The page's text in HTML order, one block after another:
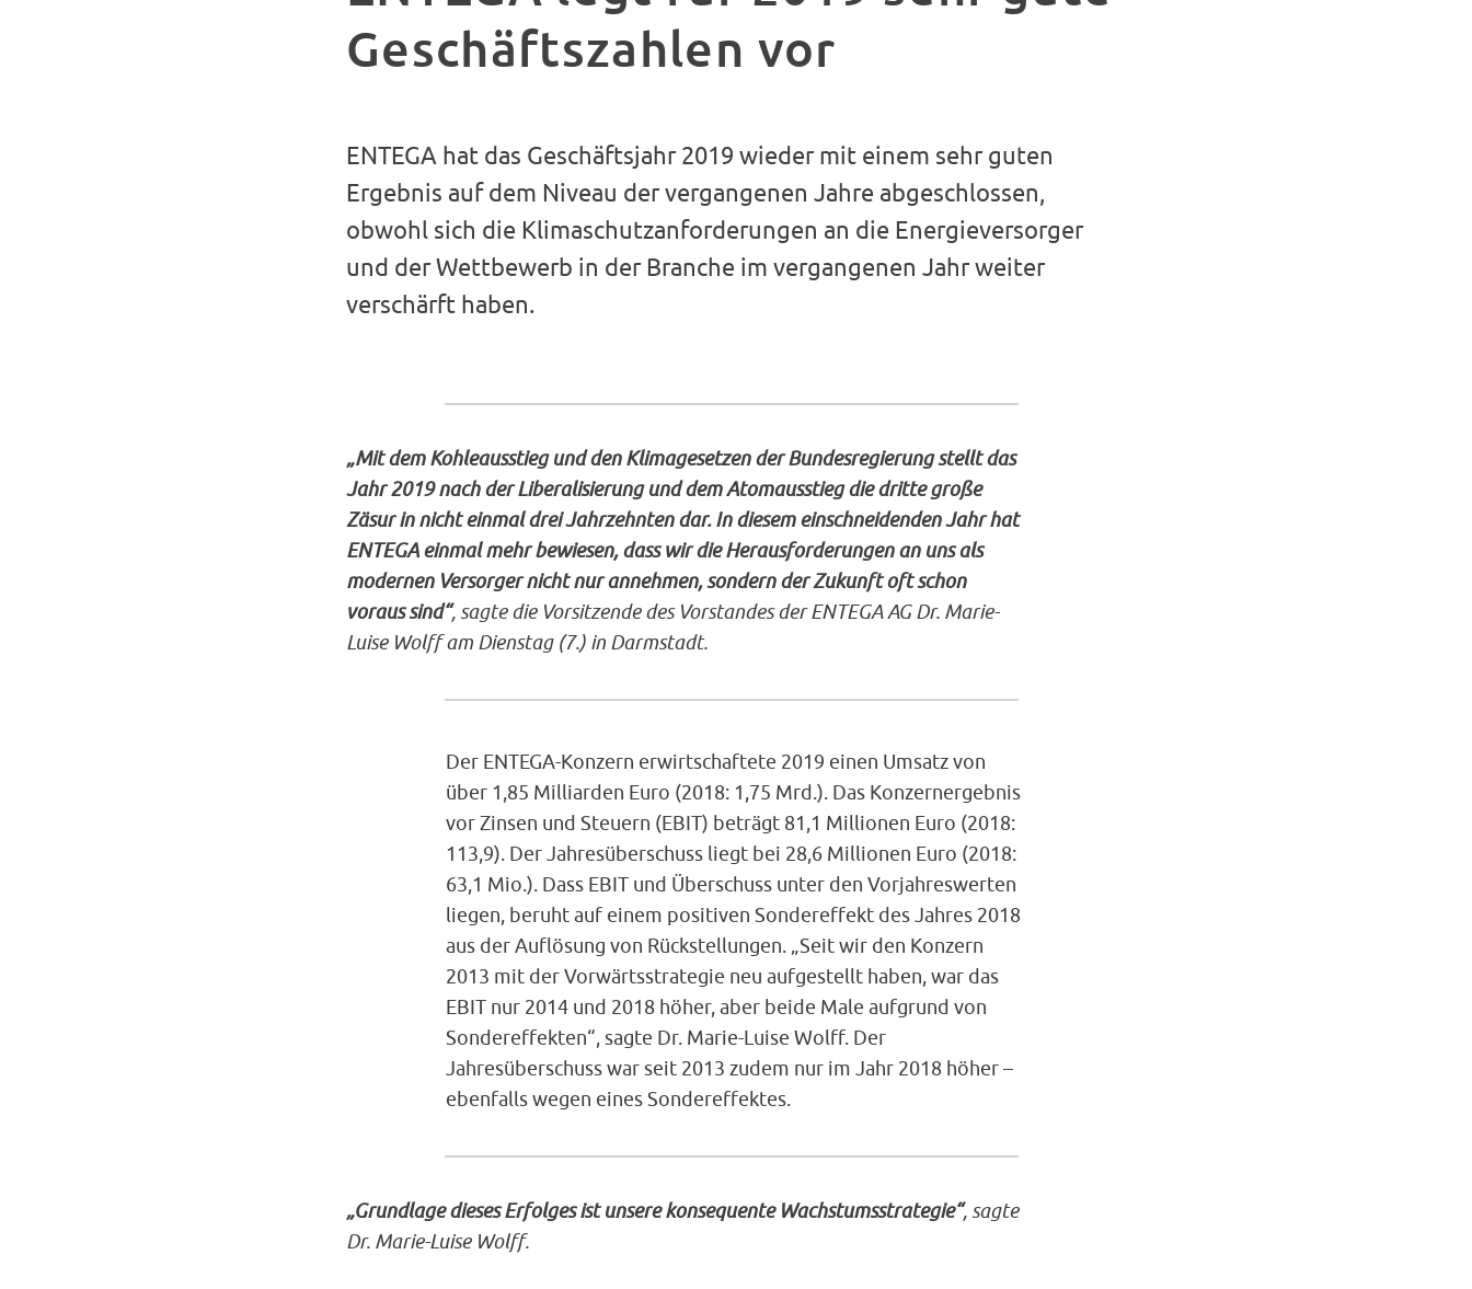
Geschäftszahlen vor
ENTEGA hat das Geschäftsjahr 2019 wieder mit einem sehr guten
Ergebnis auf dem Niveau der vergangenen Jahre abgeschlossen,
obwohl sich die Klimaschutzanforderungen an die Energieversorger
und der Wettbewerb in der Branche im vergangenen Jahr weiter
verschärft haben.
„Mit dem Kohleausstieg und den Klimagesetzen der Bundesregierung stellt das
Jahr 2019 nach der Liberalisierung und dem Atomausstieg die dritte große
Zäsur in nicht einmal drei Jahrzehnten dar. In diesem einschneidenden Jahr hat
ENTEGA einmal mehr bewiesen, dass wir die Herausforderungen an uns als
modernen Versorger nicht nur annehmen, sondern der Zukunft oft schon
voraus sind“, sagte die Vorsitzende des Vorstandes der ENTEGA AG Dr. Marie-
Luise Wolff am Dienstag (7.) in Darmstadt.
Der ENTEGA-Konzern erwirtschaftete 2019 einen Umsatz von
über 1,85 Milliarden Euro (2018: 1,75 Mrd.). Das Konzernergebnis
vor Zinsen und Steuern (EBIT) beträgt 81,1 Millionen Euro (2018:
113,9). Der Jahresüberschuss liegt bei 28,6 Millionen Euro (2018:
63,1 Mio.). Dass EBIT und Überschuss unter den Vorjahreswerten
liegen, beruht auf einem positiven Sondereffekt des Jahres 2018
aus der Auflösung von Rückstellungen. „Seit wir den Konzern
2013 mit der Vorwärtsstrategie neu aufgestellt haben, war das
EBIT nur 2014 und 2018 höher, aber beide Male aufgrund von
Sondereffekten“, sagte Dr. Marie-Luise Wolff. Der
Jahresüberschuss war seit 2013 zudem nur im Jahr 2018 höher –
ebenfalls wegen eines Sondereffektes.
„Grundlage dieses Erfolges ist unsere konsequente Wachstumsstrategie“, sagte
Dr. Marie-Luise Wolff.